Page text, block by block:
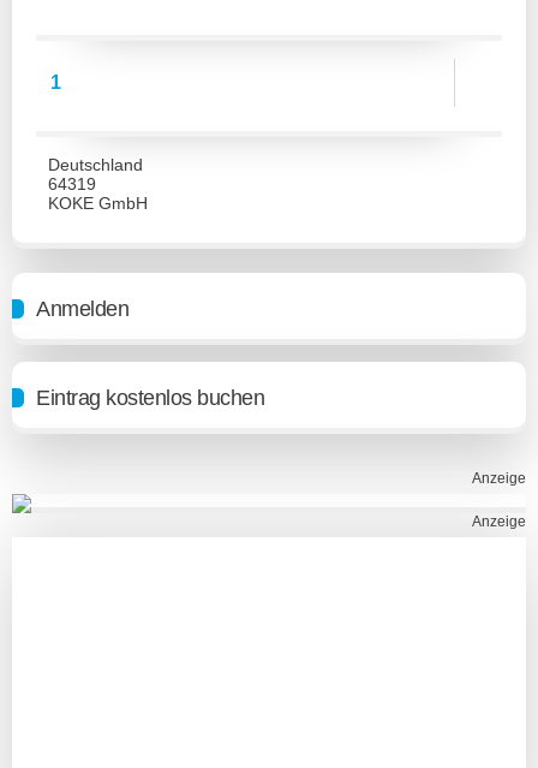
Anzeige
Anzeige
1
Deutschland
64319
KOKE GmbH
Anmelden
Eintrag kostenlos buchen